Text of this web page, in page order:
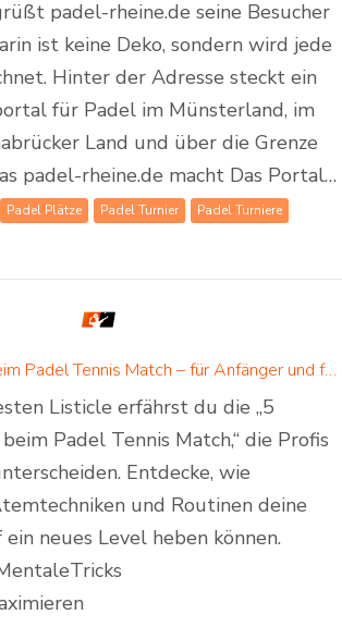
padel-rheine.de seine Besucher
ist keine Deko, sondern wird jede
Hinter der Adresse steckt ein
für Padel im Münsterland, im
Land und über die Grenze
padel-rheine.de macht Das Portal…
Padel Plätze Padel Turnier
Padel Turniere
5 mentale Tricks beim Padel Tennis Match – für Anfänger und fortgeschrittene Padelspieler
Listicle erfährst du die „5
Padel Tennis Match,“ die Profis
Entdecke, wie
und Routinen deine
neues Level heben können.